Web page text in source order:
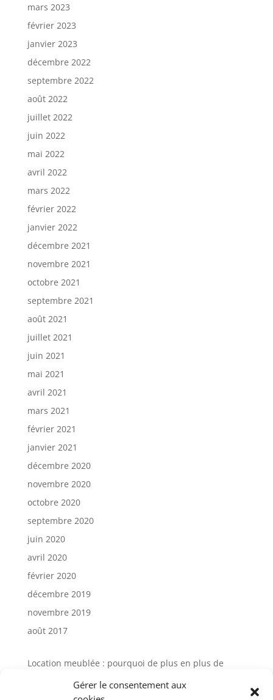
Gérer le consentement aux
mars 2023
février 2023
janvier 2023
décembre 2022
septembre 2022
août 2022
juillet 2022
juin 2022
mai 2022
avril 2022
mars 2022
février 2022
janvier 2022
décembre 2021
novembre 2021
octobre 2021
septembre 2021
août 2021
juillet 2021
juin 2021
mai 2021
avril 2021
mars 2021
février 2021
janvier 2021
décembre 2020
novembre 2020
octobre 2020
septembre 2020
juin 2020
avril 2020
février 2020
décembre 2019
novembre 2019
août 2017
Location meublée : pourquoi de plus en plus de
Avis Cocktail Scandinave : comment